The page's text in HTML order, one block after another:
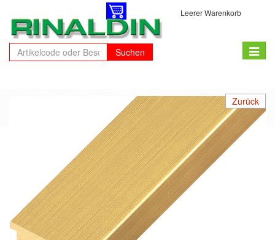
Suchen
Leerer Warenkorb
Toggle
Zurück